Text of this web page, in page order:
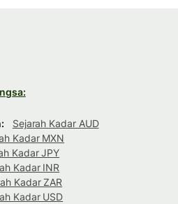
Sejarah Kadar AUD
Kadar MXN
Kadar JPY
Kadar INR
Kadar ZAR
Kadar USD